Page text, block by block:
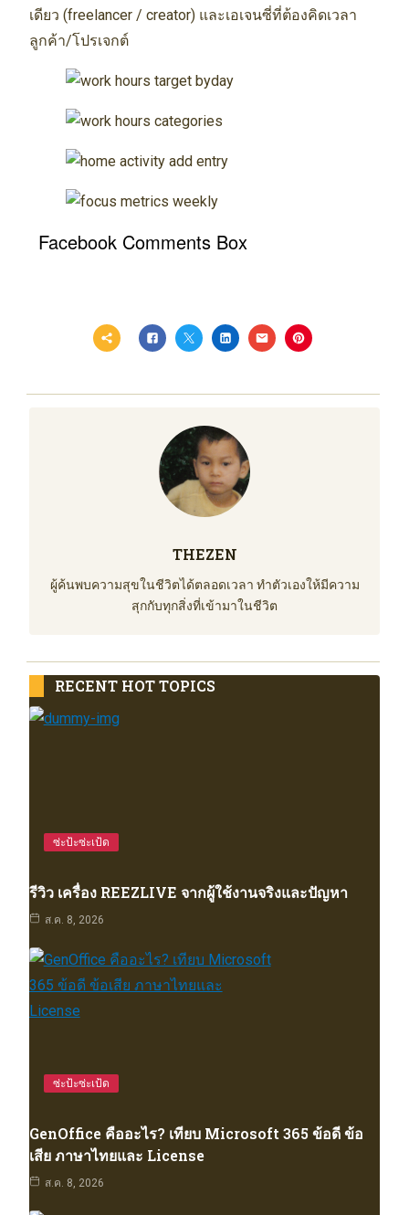
เดียว (freelancer / creator) และเอเจนซี่ที่ต้องคิดเวลา
ลูกค้า/โปรเจกต์
Facebook Comments Box
THEZEN
ผู้ค้นพบความสุขในชีวิตได้ตลอดเวลา ทำตัวเองให้มีความ
สุกกับทุกสิ่งที่เข้ามาในชีวิต
RECENT HOT TOPICS
ซ่ะป้ะซ่ะเป้ด
รีวิว เครื่อง REEZLIVE จากผู้ใช้งานจริงและปัญหา
ส.ค. 8, 2026
ซ่ะป้ะซ่ะเป้ด
GenOffice คืออะไร? เทียบ Microsoft 365 ข้อดี ข้อ
เสีย ภาษาไทยและ License
ส.ค. 8, 2026